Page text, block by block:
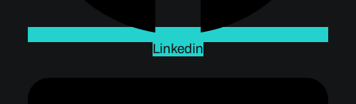
Linkedin